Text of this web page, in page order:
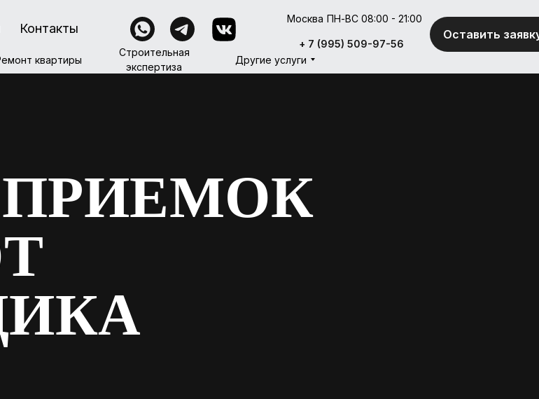
Контакты Оставить
+ 7 (995) 509-97-56
Москва ПН-ВС 08:00 - 21:00
квартиры
Строительная
экспертиза
Другие услуги
+ 7 (995) 509-97-56 Оставить
Контакты
квартиры
Строительная
экспертиза
Другие услуги